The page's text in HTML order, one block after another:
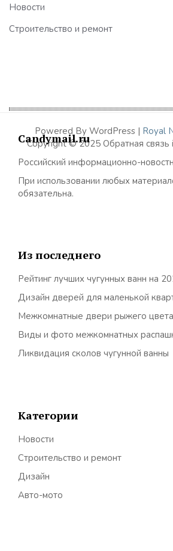
Новости
Строительство и ремонт
Candymail.ru
Российский информационно-
При использовании любых
обязательна.
Из последнего
Рейтинг лучших чугунных ванн на
Дизайн дверей для маленькой
Межкомнатные двери рыжего
Виды и фото межкомнатных
Ликвидация сколов чугунной ванны
Категории
Новости
Строительство и ремонт
Дизайн
Авто-мото
Powered By WordPress | Royal
Copyright © 2025 Обратная